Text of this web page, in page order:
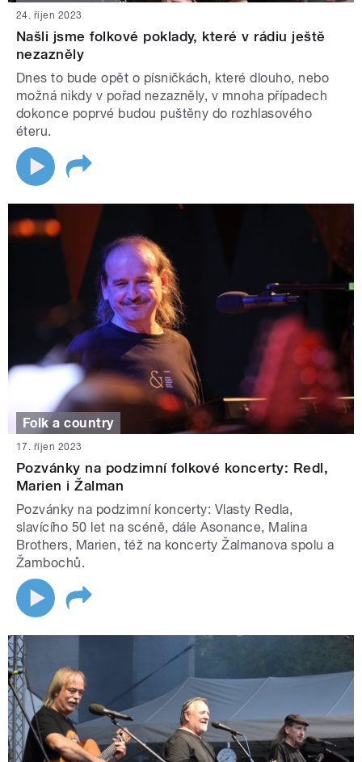
24. říjen 2023
Našli jsme folkové poklady, které v rádiu ještě
nezazněly
Dnes to bude opět o písničkách, které dlouho, nebo
možná nikdy v pořad nezazněly, v mnoha případech
dokonce poprvé budou puštěny do rozhlasového
éteru.
Folk a country
17. říjen 2023
Pozvánky na podzimní folkové koncerty: Redl,
Marien i Žalman
Pozvánky na podzimní koncerty: Vlasty Redla,
slavícího 50 let na scéně, dále Asonance, Malina
Brothers, Marien, též na koncerty Žalmanova spolu a
Žambochů.